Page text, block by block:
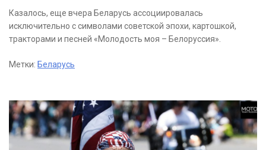
Казалось, еще вчера Беларусь ассоциировалась
исключительно с символами советской эпохи, картошкой,
тракторами и песней «Молодость моя – Белоруссия».
Метки: Беларусь